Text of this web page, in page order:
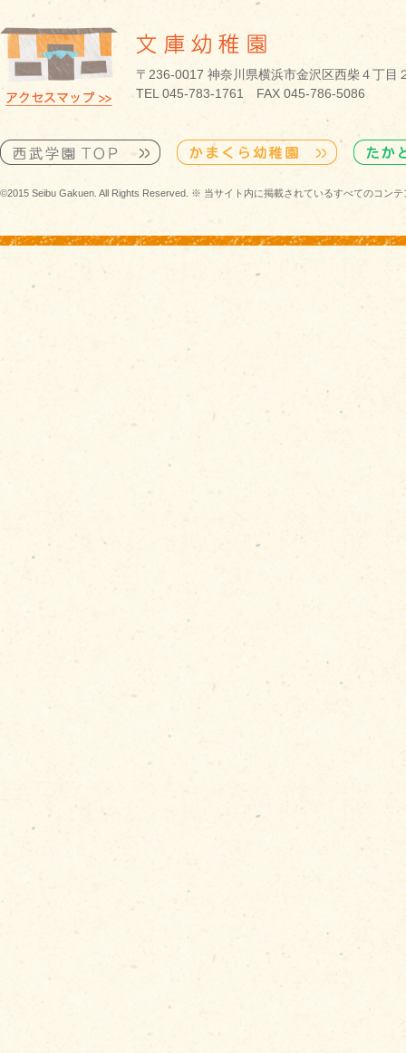
〒236-0017 神奈川県横浜市金沢区西柴４丁
TEL 045-783-1761 FAX 045-786-5086
©2015 Seibu Gakuen. All Rights Reserved. ※ 当サイト内に掲載されているすべてのコン